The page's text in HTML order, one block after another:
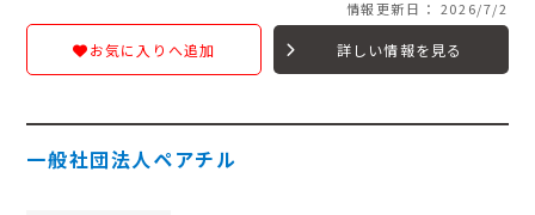
情報更新日： 2026/7/2
お気に入りへ追加 詳しい情報を見る
一般社団法人ペアチル